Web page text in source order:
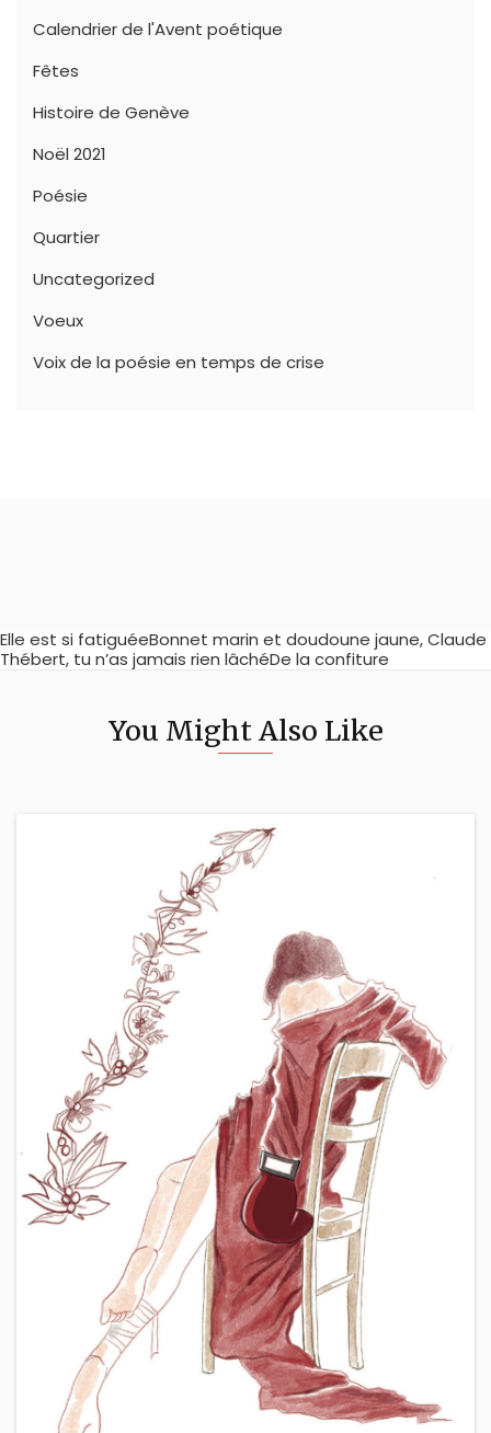
Calendrier de l'Avent poétique
Fêtes
Histoire de Genève
Noël 2021
Poésie
Quartier
Uncategorized
Voeux
Voix de la poésie en temps de crise
Elle est si fatiguéeBonnet marin et doudoune jaune, Claude
Thébert, tu n’as jamais rien lâchéDe la confiture
You Might Also Like